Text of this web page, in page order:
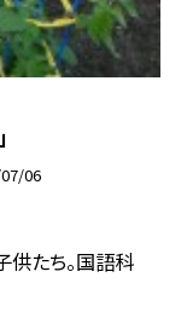
06
供たち。国語科